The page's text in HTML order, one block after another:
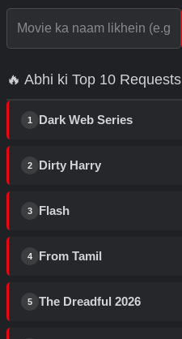
🔥 Abhi ki Top 10 Requests
1 Dark Web Series
2 Dirty Harry
3 Flash
4 From Tamil
5 The Dreadful 2026